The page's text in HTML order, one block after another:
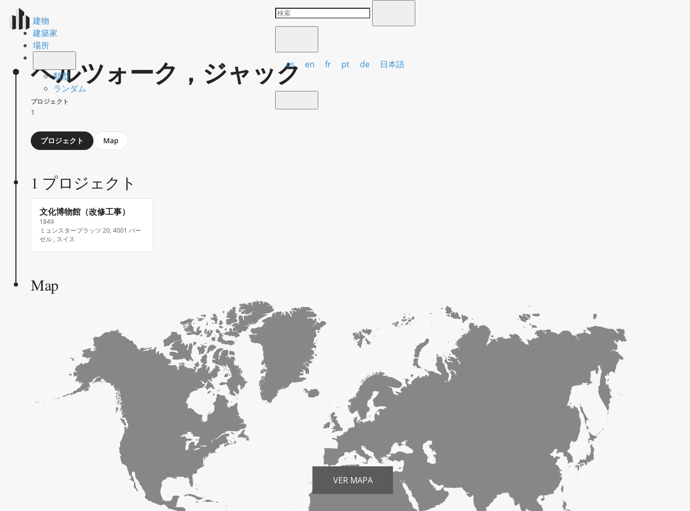
建物
建築家
場所
類型
ランダム
es en fr pt de 日本語
ヘルツォーク，ジャック
プロジェクト
1
Jump
to
プロジェクト Map
1 プロジェクト
文化博物館（改修工事）
1849
ミュンスタープラッツ 20, 4001 バー
ゼル , スイス
Map
VER MAPA